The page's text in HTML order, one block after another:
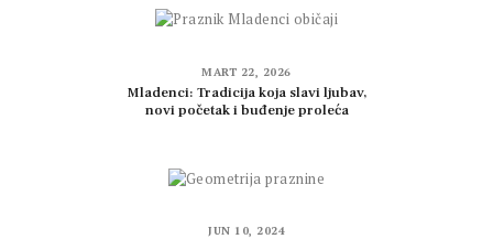
MART 22, 2026
Mladenci: Tradicija koja slavi ljubav,
novi početak i buđenje proleća
JUN 10, 2024